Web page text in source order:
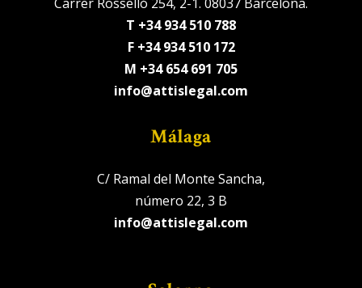
T +34 934 510 788
F +34 934 510 172
M +34 654 691 705
info@attislegal.com
Málaga
C/ Ramal del Monte Sancha,
número 22, 3 B
info@attislegal.com